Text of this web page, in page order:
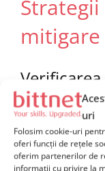
uri
Folosim cookie-uri
oferi funcții de rețele
oferim partenerilor de
informații cu privire la
pachetelor
Prima si cea mai
slopsquatting-